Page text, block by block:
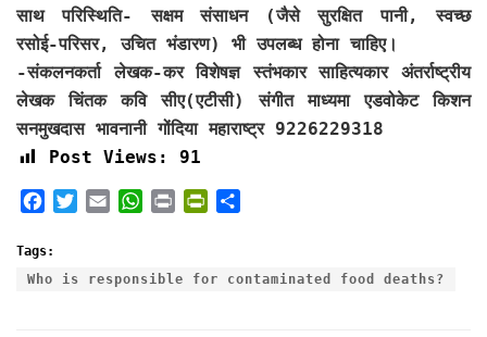
साथ परिस्थिति- सक्षम संसाधन (जैसे सुरक्षित पानी, स्वच्छ
रसोई-परिसर, उचित भंडारण) भी उपलब्ध होना चाहिए।
-संकलनकर्ता लेखक-कर विशेषज्ञ स्तंभकार साहित्यकार अंतर्राष्ट्रीय
लेखक चिंतक कवि सीए(एटीसी) संगीत माध्यमा एडवोकेट किशन
सनमुखदास भावनानी गोंदिया महाराष्ट्र 9226229318
Post Views:
91
c
e
i
t
n
n
r
Tags:
Who is responsible for contaminated food deaths?